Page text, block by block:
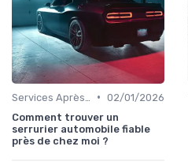
• 02/01/2026
Comment trouver un
serrurier automobile fiable
près de chez moi ?